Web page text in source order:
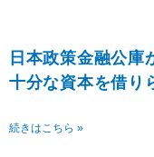
日本政策金融公庫
十分な資本を借り
続きはこちら »